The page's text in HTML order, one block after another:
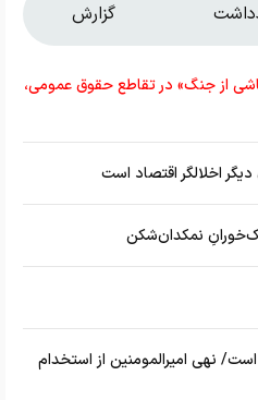
گزارش
از جنگ» در تقاطع حقوق عمومی،
اخلالگر اقتصاد است
نمکدان‌شکن
نهی امیرالمومنین از استخدام